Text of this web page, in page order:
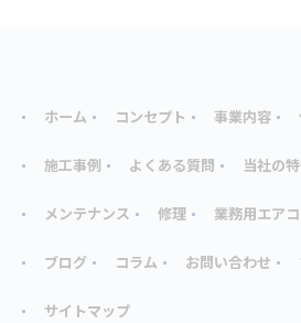
ホーム コンセプト 事業内容
施工事例 よくある質問 当社の
メンテナンス 修理 業務用エア
ブログ コラム お問い合わせ
サイトマップ